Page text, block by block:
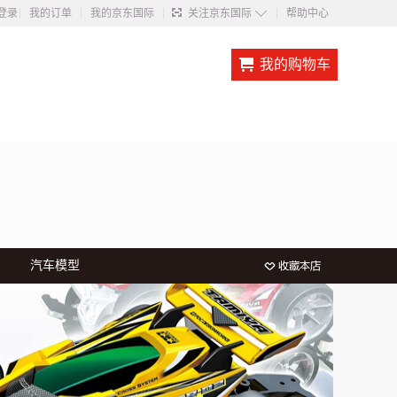
录 我的订单 我的京东国际 关注京东国际 ◇ 帮助中心
我的购物车
汽车模型